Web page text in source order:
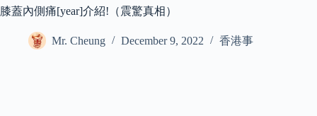
膝蓋內側痛[year]介紹!（震驚真相）
Mr. Cheung December 9, 2022 香港事